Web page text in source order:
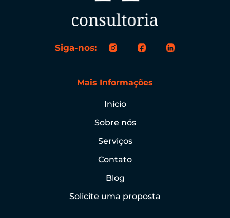
Siga-nos:
Mais Informações
Início
Sobre nós
Serviços
Contato
Blog
Solicite uma proposta